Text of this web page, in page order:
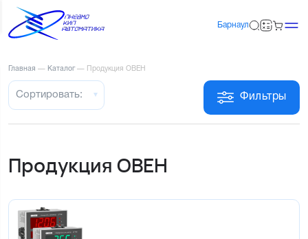
Барнаул
Главная — Каталог — Продукция ОВЕН
Фильтры
Сортировать:
Продукция ОВЕН